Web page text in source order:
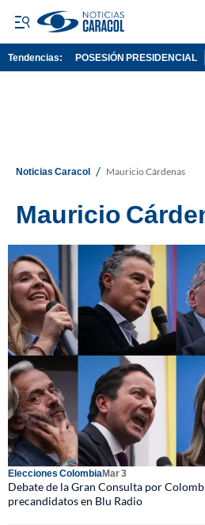
Tendencias: POSESIÓN PRESIDENCIAL
Noticias Caracol / Mauricio Cárdenas
Mauricio
Elecciones ColombiaMar 3
Debate de la Gran Consulta por
precandidatos en Blu Radio